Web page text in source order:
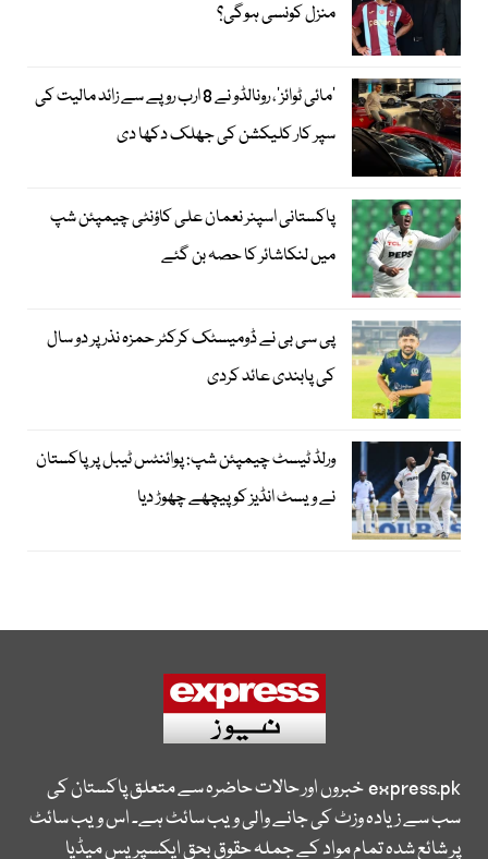
منزل کونسی ہوگی؟
’مائی ٹوائز‘، رونالڈو نے 8 ارب روپے سے زائد مالیت کی
سپر کار کلیکشن کی جھلک دکھا دی
پاکستانی اسپنر نعمان علی کاؤنٹی چیمپئن شپ
میں لنکاشائر کا حصہ بن گئے
پی سی بی نے ڈومیسٹک کرکٹر حمزہ نذر پر دو سال
کی پابندی عائد کردی
ورلڈ ٹیسٹ چیمپئن شپ: پوائنٹس ٹیبل پر پاکستان
نے ویسٹ انڈیز کو پیچھے چھوڑ دیا
express.pkخبروں اور حالات حاضرہ سے متعلق پاکستان کی
سب سے زیادہ وزٹ کی جانے والی ویب سائٹ ہے۔ اس ویب سائٹ
پر شائع شدہ تمام مواد کے جملہ حقوق بحق ایکسپریس میڈیا